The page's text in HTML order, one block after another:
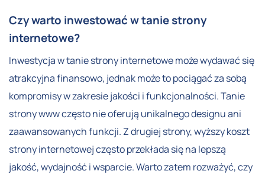
Czy warto inwestować w tanie strony
internetowe?
Inwestycja w tanie strony internetowe może wydawać się
atrakcyjna finansowo, jednak może to pociągać za sobą
kompromisy w zakresie jakości i funkcjonalności. Tanie
strony www często nie oferują unikalnego designu ani
zaawansowanych funkcji. Z drugiej strony, wyższy koszt
strony internetowej często przekłada się na lepszą
jakość, wydajność i wsparcie. Warto zatem rozważyć, czy